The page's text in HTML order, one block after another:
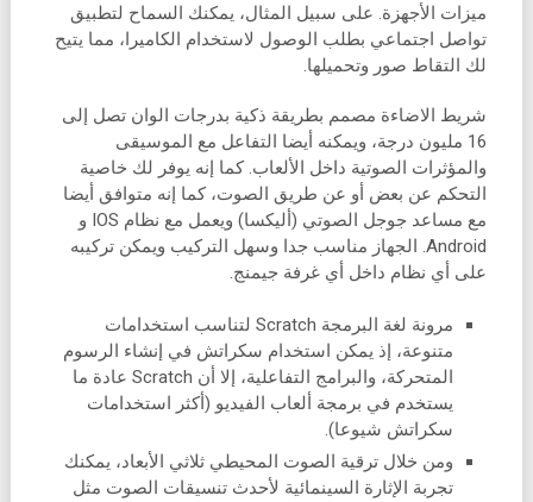
ميزات الأجهزة. على سبيل المثال، يمكنك السماح لتطبيق
تواصل اجتماعي بطلب الوصول لاستخدام الكاميرا، مما يتيح
لك التقاط صور وتحميلها.
شريط الاضاءة مصمم بطريقة ذكية بدرجات الوان تصل إلى
16 مليون درجة، ويمكنه أيضا التفاعل مع الموسيقى
والمؤثرات الصوتية داخل الألعاب. كما إنه يوفر لك خاصية
التحكم عن بعض أو عن طريق الصوت، كما إنه متوافق أيضا
مع مساعد جوجل الصوتي (أليكسا) ويعمل مع نظام IOS و
Android. الجهاز مناسب جدا وسهل التركيب ويمكن تركيبه
على أي نظام داخل أي غرفة جيمنج.
مرونة لغة البرمجة Scratch لتناسب استخدامات
متنوعة، إذ يمكن استخدام سكراتش في إنشاء الرسوم
المتحركة، والبرامج التفاعلية، إلا أن Scratch عادة ما
يستخدم في برمجة ألعاب الفيديو (أكثر استخدامات
سكراتش شيوعا).
ومن خلال ترقية الصوت المحيطي ثلاثي الأبعاد، يمكنك
تجربة الإثارة السينمائية لأحدث تنسيقات الصوت مثل